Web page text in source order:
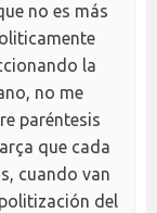
no es más
la
no me
paréntesis
que cada
cuando van
del